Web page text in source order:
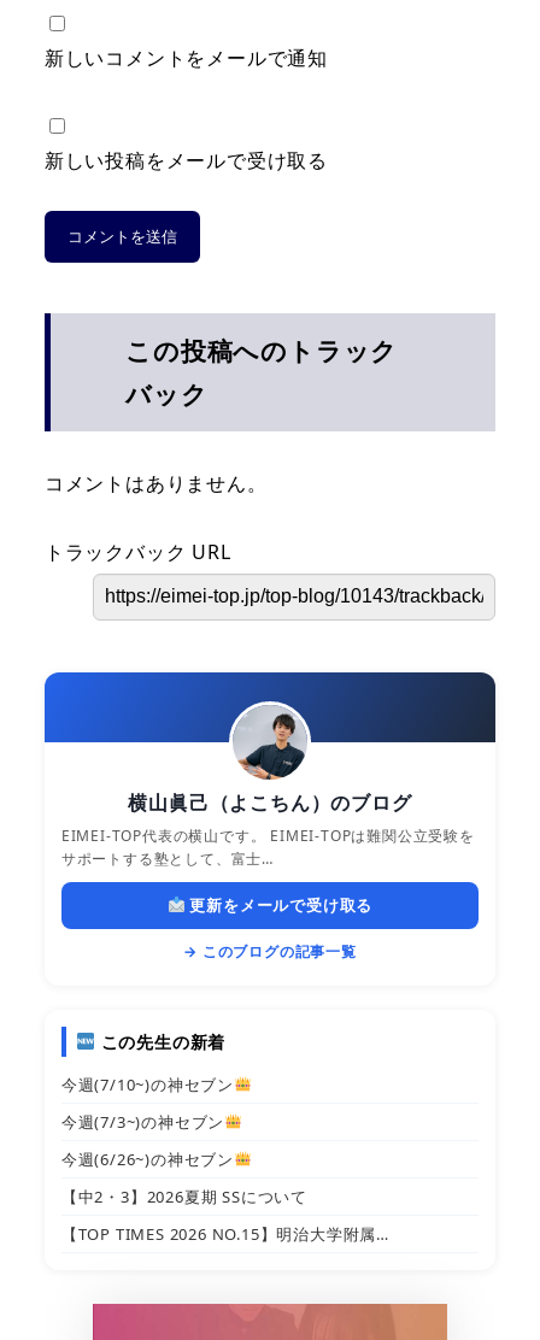
新しいコメントをメールで通知
新しい投稿をメールで受け取る
この投稿へのトラック
バック
コメントはありません。
トラックバック URL
横山眞己（よこちん）のブログ
EIMEI-TOP代表の横山です。 EIMEI-TOPは難関公立受験を
サポートする塾として、富士…
更新をメールで受け取る
→ このブログの記事一覧
この先生の新着
今週(7/10~)の神セブン
今週(7/3~)の神セブン
今週(6/26~)の神セブン
【中2・3】2026夏期 SSについて
【TOP TIMES 2026 NO.15】明治大学附属…